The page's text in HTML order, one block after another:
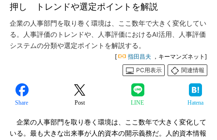
押し トレンドや選定ポイントを解説
企業の人事部門を取り巻く環境は、ここ数年で大きく変化してい
る。人事評価のトレンドや、人事評価におけるAI活用、人事評価
システムの分類や選定ポイントを解説する。
[ 指田昌夫 ，キーマンズネット]
PC用表示
関連情報
Share Post LINE Hatena
企業の人事部門を取り巻く環境は、ここ数年で大きく変化して
いる。最も大きな出来事が人的資本の開示義務だ。人的資本情報